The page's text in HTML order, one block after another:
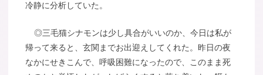
冷静に分析していた。
◎三毛猫シナモンは少し具合がいいのか、今日は私が
帰って来ると、玄関までお出迎えしてくれた。昨日の夜
なかにせきこんで、呼吸困難になったので、このまま死